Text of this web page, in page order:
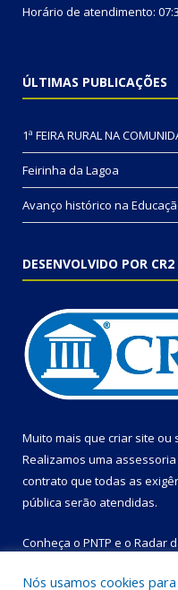
Horário de atendimento:
ÚLTIMAS PUBLICAÇÕES
1ª FEIRA RURAL NA
Feirinha da Lagoa
Avanço histórico na
DESENVOLVIDO POR CR2
Muito mais que criar site ou
Realizamos uma assessoria
contrato que todas as
pública serão atendidas.
Conheça o PNTP e o Radar
Nós usamos cookies